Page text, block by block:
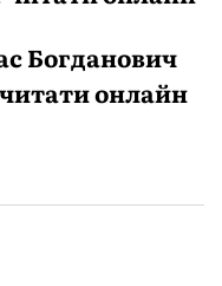
Богданович
читати онлайн